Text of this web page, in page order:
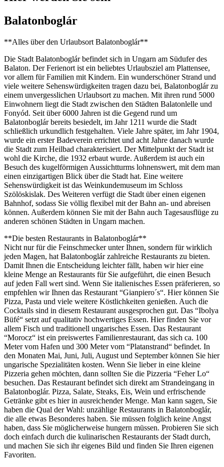
Balatonboglár
**Alles über den Urlaubsort Balatonboglár**
Die Stadt Balatonboglár befindet sich in Ungarn am Südufer des
Balaton. Der Ferienort ist ein beliebtes Urlaubsziel am Plattensee,
vor allem für Familien mit Kindern. Ein wunderschöner Strand und
viele weitere Sehenswürdigkeiten tragen dazu bei, Balatonboglár zu
einem unvergesslichen Urlaubsort zu machen. Mit ihren rund 5000
Einwohnern liegt die Stadt zwischen den Städten Balatonlelle und
Fonyód. Seit über 6000 Jahren ist die Gegend rund um
Balatonboglár bereits besiedelt, im Jahr 1211 wurde die Stadt
schließlich urkundlich festgehalten. Viele Jahre später, im Jahr 1904,
wurde ein erster Badeverein errichtet und acht Jahre danach wurde
die Stadt zum Heilbad charakterisiert. Der Mittelpunkt der Stadt ist
wohl die Kirche, die 1932 erbaut wurde. Außerdem ist auch ein
Besuch des kugelförmigen Aussichtturms lohnenswert, mit dem man
einen einzigartigen Blick über die Stadt hat. Eine weitere
Sehenswürdigkeit ist das Weinkundemuseum im Schloss
Szölöskislak. Des Weiteren verfügt die Stadt über einen eigenen
Bahnhof, sodass Sie völlig flexibel mit der Bahn an- und abreisen
können. Außerdem können Sie mit der Bahn auch Tagesausflüge zu
anderen schönen Städten in Ungarn machen.
**Die besten Restaurants in Balatonboglár**
Nicht nur für die Feinschmecker unter Ihnen, sondern für wirklich
jeden Magen, hat Balatonboglár zahlreiche Restaurants zu bieten.
Damit Ihnen die Entscheidung leichter fällt, haben wir hier eine
kleine Menge an Restaurants für Sie aufgeführt, die einen Besuch
auf jeden Fall wert sind. Wenn Sie italienisches Essen präferieren, so
empfehlen wir Ihnen das Restaurant “Gianpiero´s“. Hier können Sie
Pizza, Pasta und viele weitere Köstlichkeiten genießen. Auch die
Cocktails sind in diesem Restaurant ausgesprochen gut. Das “Ibolya
Büfé“ setzt auf qualitativ hochwertiges Essen. Hier finden Sie vor
allem Fisch und traditionell ungarisches Essen. Das Restaurant
“Morocz“ ist ein preiswertes Familienrestaurant, das sich ca. 100
Meter vom Hafen und 300 Meter vom “Platanstrand“ befindet. In
den Monaten Mai, Juni, Juli, August und September können Sie hier
ungarische Spezialitäten kosten. Wenn Sie lieber in eine kleine
Pizzeria gehen möchten, dann sollten Sie die Pizzeria “Feher Lo“
besuchen. Das Restaurant befindet sich direkt am Strandeingang in
Balatonboglár. Pizza, Salate, Steaks, Eis, Wein und erfrischende
Getränke gibt es hier in ausreichender Menge. Man kann sagen, Sie
haben die Qual der Wahl: unzählige Restaurants in Balatonboglár,
die alle etwas Besonderes haben. Sie müssen folglich keine Angst
haben, dass Sie möglicherweise hungern müssen. Probieren Sie sich
doch einfach durch die kulinarischen Restaurants der Stadt durch,
und machen Sie sich ihr eigenes Bild und finden Sie Ihren eigenen
Favoriten.